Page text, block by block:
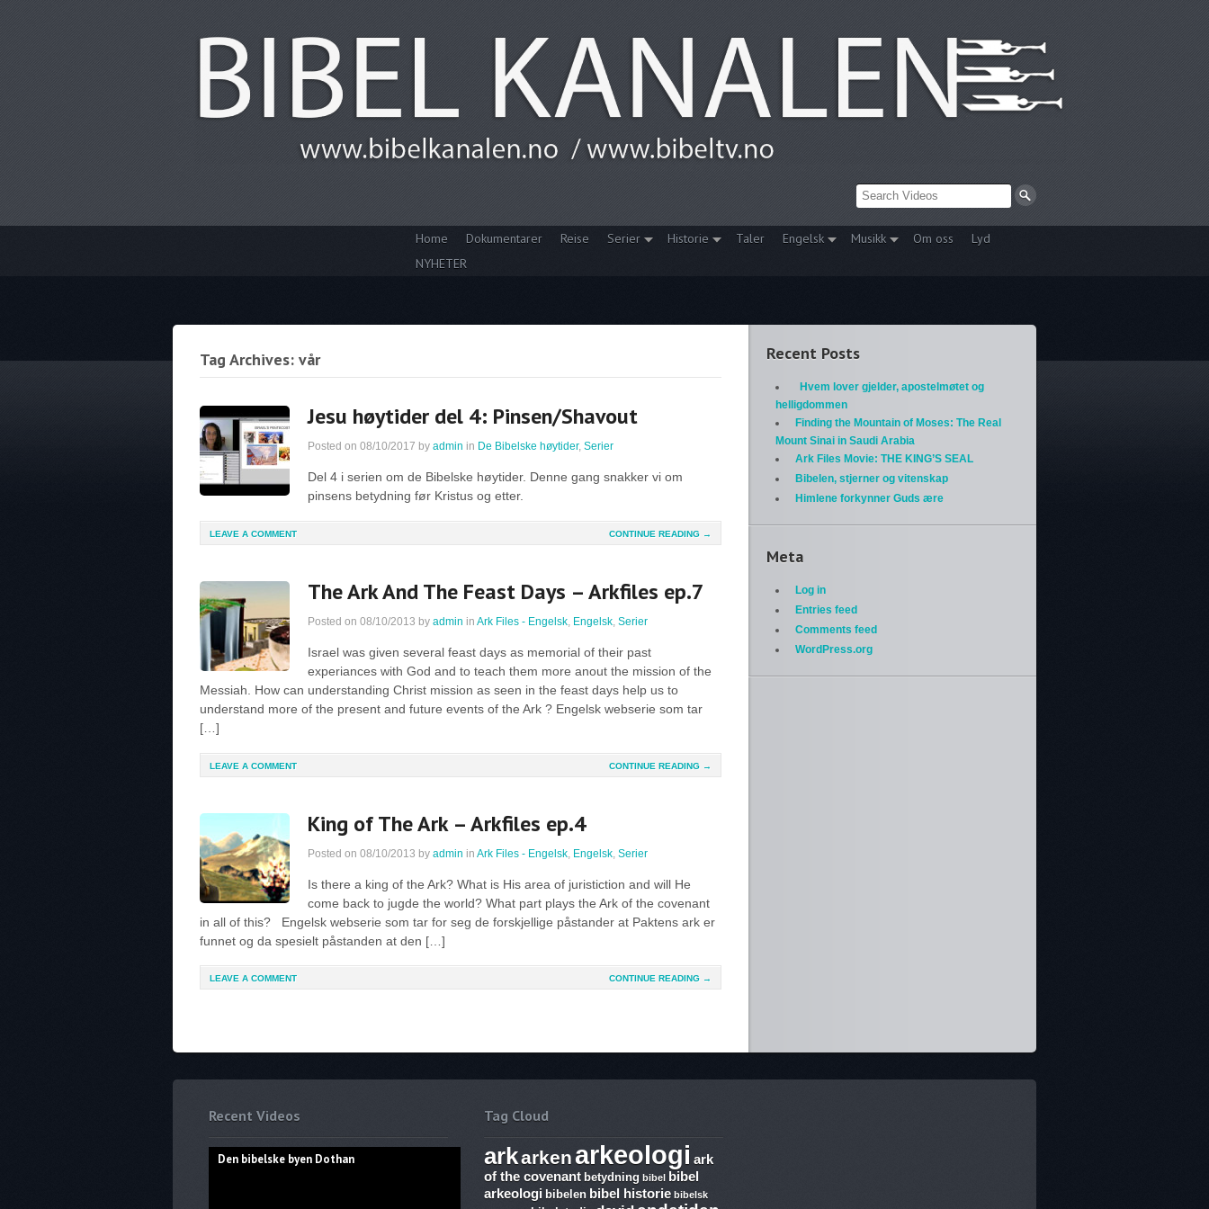
Home Dokumentarer Reise Serier Historie Taler Engelsk Musikk Om oss
Lyd
NYHETER
Tag Archives: vår
Jesu høytider del 4: Pinsen/Shavout
Posted on 08/10/2017 by admin in De Bibelske høytider, Serier
Del 4 i serien om de Bibelske høytider. Denne gang snakker vi om
pinsens betydning før Kristus og etter.
LEAVE A COMMENT CONTINUE READING →
The Ark And The Feast Days – Arkfiles ep.7
Posted on 08/10/2013 by admin in Ark Files - Engelsk Engelsk Serier
Israel was given several feast days as memorial of their past
experiances with God and to teach them more anout the mission of the
Messiah. How can understanding Christ mission as seen in the feast days help us to
understand more of the present and future events of the Ark ? Engelsk webserie som tar
[…]
LEAVE A COMMENT CONTINUE READING →
King of The Ark – Arkfiles ep.4
Posted on 08/10/2013 by admin in Ark Files - Engelsk Engelsk Serier
Is there a king of the Ark? What is His area of juristiction and will He
come back to jugde the world? What part plays the Ark of the covenant
in all of this? Engelsk webserie som tar for seg de forskjellige påstander at Paktens ark er
funnet og da spesielt påstanden at den […]
LEAVE A COMMENT CONTINUE READING →
Recent Posts
Hvem lover gjelder, apostelmøtet og
helligdommen
Finding the Mountain of Moses: The Real
Mount Sinai in Saudi Arabia
Ark Files Movie: THE KING’S SEAL
Bibelen, stjerner og vitenskap
Himlene forkynner Guds ære
Meta
Log in
Entries feed
Comments feed
WordPress.org
Recent Videos
Den bibelske byen Dothan
Tag Cloud
arkarkenarkeologi ark
of the covenant betydning bibel bibel
arkeologi bibelen bibel historie bibelsk